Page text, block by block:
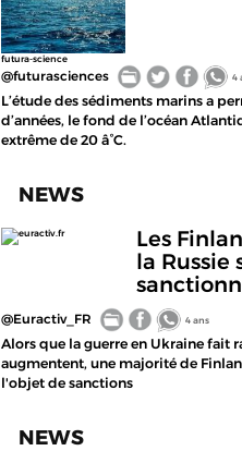
futura-science
@futurasciences 4
L’étude des sédiments marins a
d’années, le fond de l’océan
extrême de 20 â°C.
NEWS
euractiv.fr
Les
la Russie
@Euractiv_FR 4 ans
Alors que la guerre en Ukraine fait
augmentent, une majorité de
l'objet de sanctions
NEWS